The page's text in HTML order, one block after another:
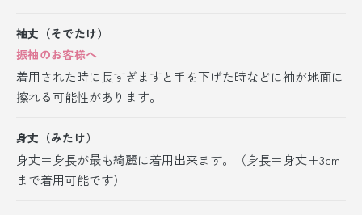
袖丈（そでたけ）
振袖のお客様へ
着用された時に長すぎますと手を下げた時などに袖が地面に
擦れる可能性があります。
身丈（みたけ）
身丈＝身長が最も綺麗に着用出来ます。（身長＝身丈＋3cm
まで着用可能です）